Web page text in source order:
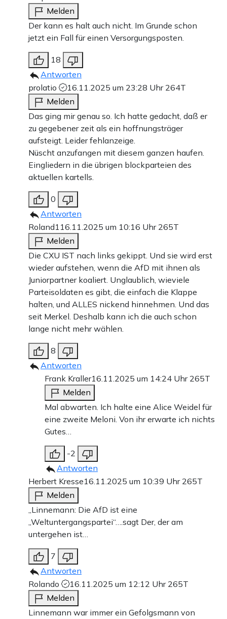
Melden
Der kann es halt auch nicht. Im Grunde schon
jetzt ein Fall für einen Versorgungsposten.
18
Antworten
prolatio
16.11.2025 um 23:28 Uhr 264T
Melden
Das ging mir genau so. Ich hatte gedacht, daß er
zu gegebener zeit als ein hoffnungsträger
aufsteigt. Leider fehlanzeige.
Nüscht anzufangen mit diesem ganzen haufen.
Eingliedern in die übrigen blockparteien des
aktuellen kartells.
0
Antworten
Roland1 16.11.2025 um 10:16 Uhr 265T
Melden
Die CXU IST nach links gekippt. Und sie wird erst
wieder aufstehen, wenn die AfD mit ihnen als
Juniorpartner koaliert. Unglaublich, wieviele
Parteisoldaten es gibt, die einfach die Klappe
halten, und ALLES nickend hinnehmen. Und das
seit Merkel. Deshalb kann ich die auch schon
lange nicht mehr wählen.
8
Antworten
Frank Kraller16.11.2025 um 14:24 Uhr 265T
Melden
Mal abwarten. Ich halte eine Alice Weidel für
eine zweite Meloni. Von ihr erwarte ich nichts
Gutes…
-2
Antworten
Herbert Kresse16.11.2025 um 10:39 Uhr 265T
Melden
„Linnemann: Die AfD ist eine
„Weltuntergangspartei“….sagt Der, der am
untergehen ist…
7
Antworten
Rolando
16.11.2025 um 12:12 Uhr 265T
Melden
Linnemann war immer ein Gefolgsmann von